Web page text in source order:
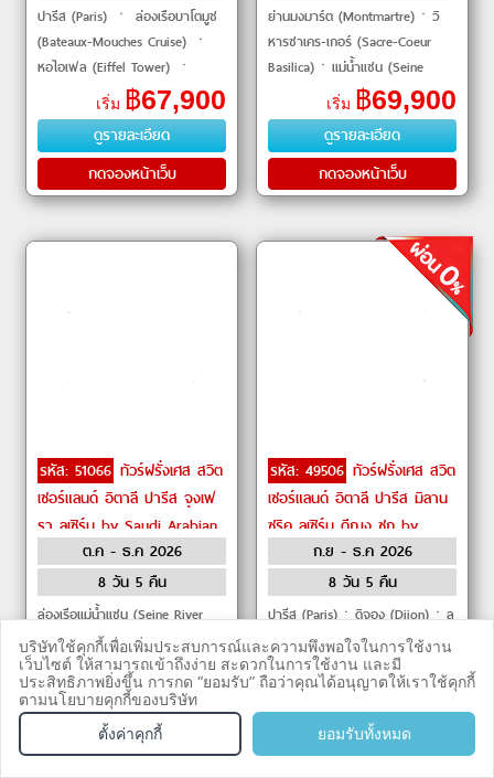
จองทัวร TEL
ปารีส (Paris) ㆍ ล่องเรือบาโตมูช
(Bateaux-Mouches Cruise) ㆍ
หอไอเฟล (Eiffel Tower) ㆍ
ประตูชัย (Arc de Triomphe) ㆍ
พิพิธภัณฑ์ลูฟร์ (Louvre Museum)
ㆍ เจนีวา (Geneva) ㆍ น้ำ�
เริ่ม ฿67,900
ดูรายละเอียด
กดจองหน้าเว็บ
ย่านมงมาร์ต (Montmartre)ㆍวิ
หารซาเคร-เกอร์ (Sacre-Coeur
Basilica)ㆍแม่น้ำแซน (Seine
River)ㆍห้างสรรพสินค้าแกลเลอรี
ลาฟาแยตต์ (Galeries Lafayette)
ㆍประตูช
เริ่ม ฿69,900
ดูรายละเอียด
กดจองหน้าเว็บ
รหัส: 51066 ทัวร์ฝรั่งเศส สวิต
เซอร์แลนด์ อิตาลี ปารีส จุงเฟ
รา ลูเซิร์น by Saudi Arabian
Airlinesต.ค - ธ.ค 2026
8 วัน 5 คืน
ล่องเรือแม่น้ำแซน (Seine River
Cruise) ㆍ พระราชวังแวร์ซายส์
(Palace of Versailles) ㆍ กระเช้า
ไอเกอร์เอ็กซ์เพรส (Eiger Express)
ㆍ สะพานไม้ชาเปล (Chapel
เริ่ม฿69,988
ดูรายละเอียด
กดจองหน้าเว็บ
รหัส: 49506 ทัวร์ฝรั่งเศส สวิต
เซอร์แลนด์ อิตาลี ปารีส มิลาน
ซูริค ลูเซิร์น ดีฌง ซูก by
Emiratesก.ย - ธ.ค 2026
8 วัน 5 คืน
ปารีส (Paris)ㆍดิจอง (Dijon)ㆍลู
เซิร์น (Lucerne)ㆍซุก (Zug)ㆍ
ซูริค (Zurich)ㆍเลาเทอร์บรุนเน่น
(Lauterbrunnen)ㆍอินเทอร์ลาเกน
(Interlaken)ㆍมิลาน (Milan)ㆍ
฿ 72,900
ดูรายละเอียด
กดจองหน้าเว็บ
บริษัทใช้คุกกี้เพื่อเพิ่มประสบการณ์และความพึงพอใจในการใช้งาน
เว็บไซต์ ให้สามารถเข้าถึงง่าย สะดวกในการใช้งาน และมี
ประสิทธิภาพยิ่งขึ้น การกด “ยอมรับ” ถือว่าคุณได้อนุญาตให้เราใช้คุกกี้
ตามนโยบายคุกกี้ของบริษัท
ตั้งค่าคุกกี้
ยอมรับทั้งหมด